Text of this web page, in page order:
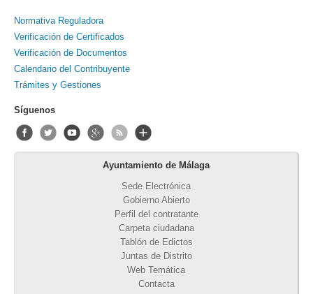
Normativa Reguladora
Verificación de Certificados
Verificación de Documentos
Calendario del Contribuyente
Trámites y Gestiones
Síguenos
Ayuntamiento de Málaga
Sede Electrónica
Gobierno Abierto
Perfil del contratante
Carpeta ciudadana
Tablón de Edictos
Juntas de Distrito
Web Temática
Contacta